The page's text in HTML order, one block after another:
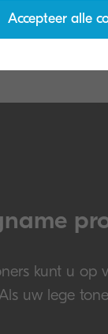
kunt u op
uw lege
Accepteer alle